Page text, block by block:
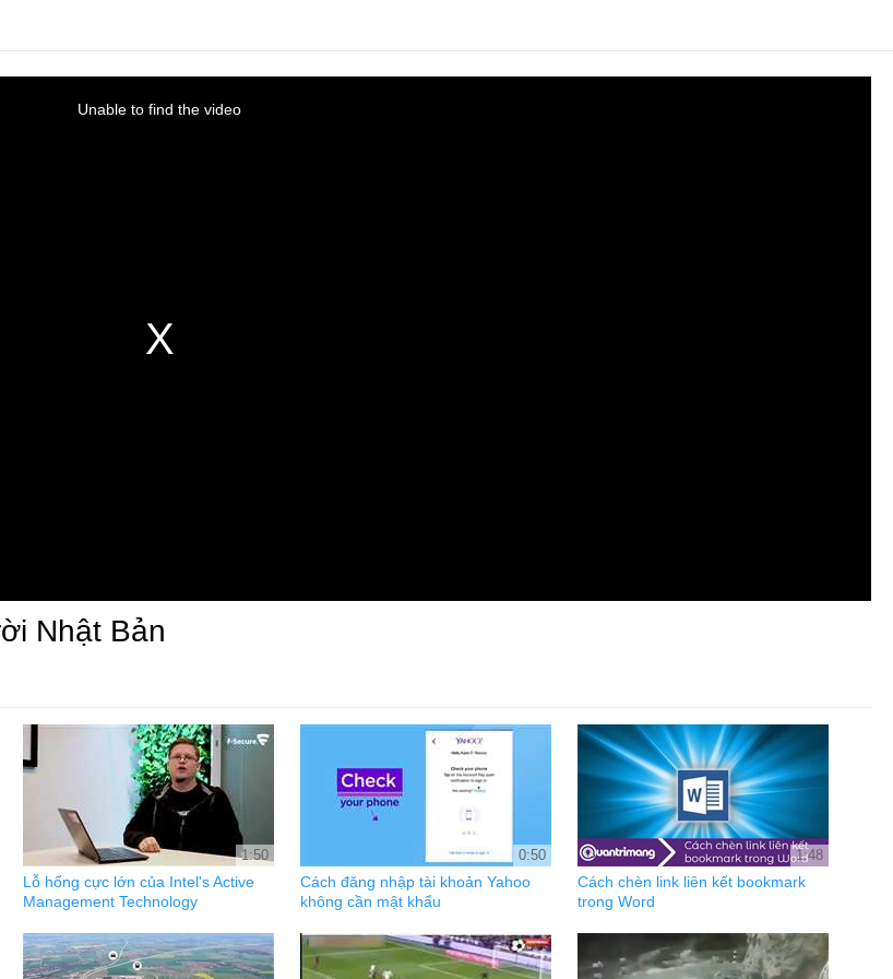
Unable to find the video
Nhật Bản
1:50
Lỗ hổng cực lớn của Intel's Active
Management Technology
0:50
Cách đăng nhập tài khoản Yahoo
không cần mật khẩu
1:48
Cách chèn link liên kết bookmark
trong Word